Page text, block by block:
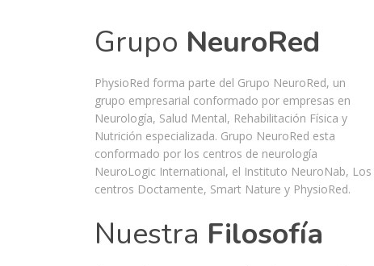
Grupo NeuroRed
PhysioRed forma parte del Grupo NeuroRed, un
grupo empresarial conformado por empresas en
Neurología, Salud Mental, Rehabilitación Física y
Nutrición especializada. Grupo NeuroRed esta
conformado por los centros de neurología
NeuroLogic International, el Instituto NeuroNab, Los
centros Doctamente, Smart Nature y PhysioRed.
Nuestra Filosofía